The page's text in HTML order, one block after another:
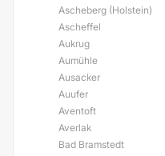
Ascheberg (Holstein)
Ascheffel
Aukrug
Aumühle
Ausacker
Auufer
Aventoft
Averlak
Bad Bramstedt